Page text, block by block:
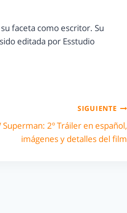
faceta como escritor. Su
editada por Esstudio
SIGUIENTE
Superman: 2º Tráiler en español,
imágenes y detalles del film